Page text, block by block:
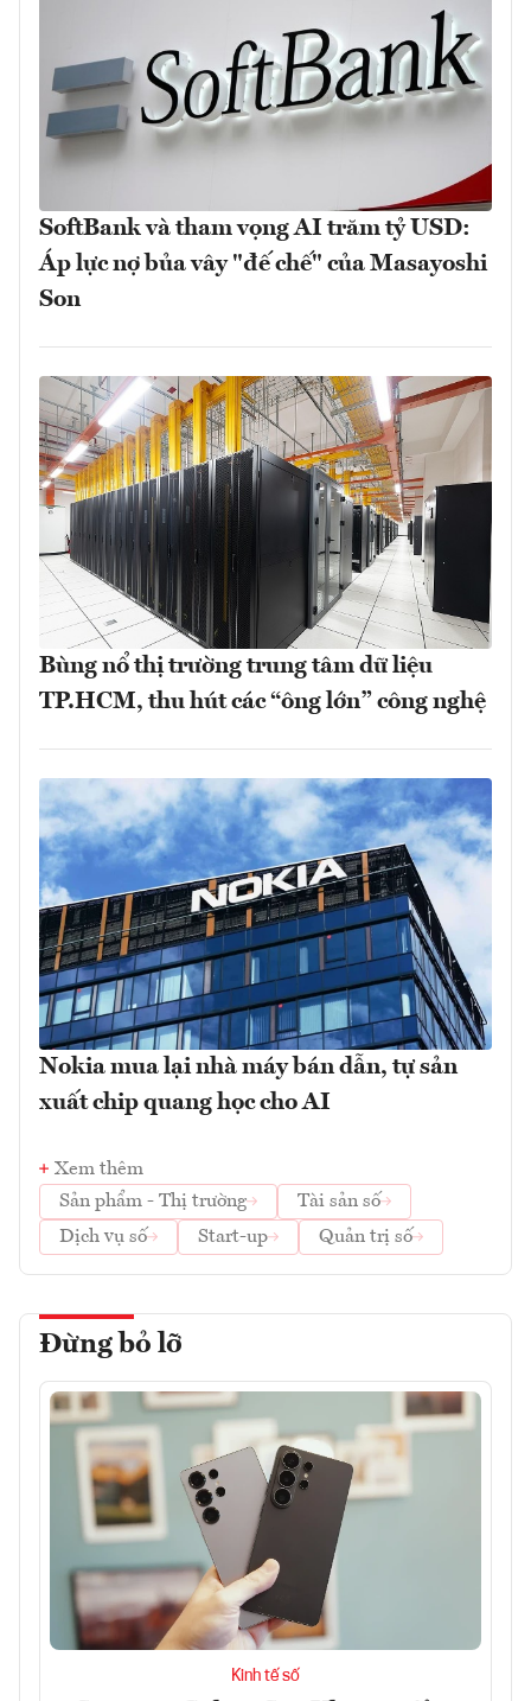
SoftBank và tham vọng AI trăm tỷ USD:
Áp lực nợ bủa vây "đế chế" của Masayoshi
Son
Bùng nổ thị trường trung tâm dữ liệu
TP.HCM, thu hút các “ông lớn” công nghệ
Nokia mua lại nhà máy bán dẫn, tự sản
xuất chip quang học cho AI
Xem thêm
Sản phẩm - Thị trường
Tài sản số
Dịch vụ số
Start-up Quản trị số
Đừng bỏ lỡ
Kinh tế số